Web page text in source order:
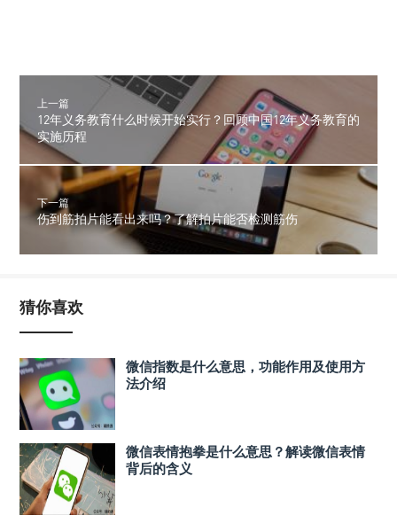
上一篇
12年义务教育什么时候开始实行？回顾中国12年义务教育的
实施历程
下一篇
伤到筋拍片能看出来吗？了解拍片能否检测筋伤
猜你喜欢
微信指数是什么意思，功能作用及使用方
法介绍
微信表情抱拳是什么意思？解读微信表情
背后的含义